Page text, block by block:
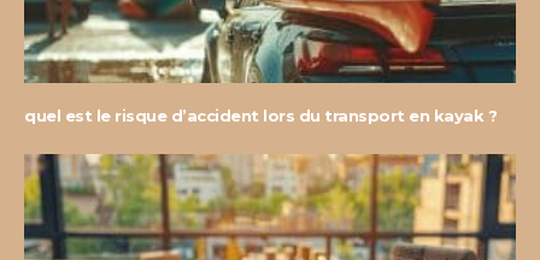
quel est le risque d’accident lors du transport en kayak ?